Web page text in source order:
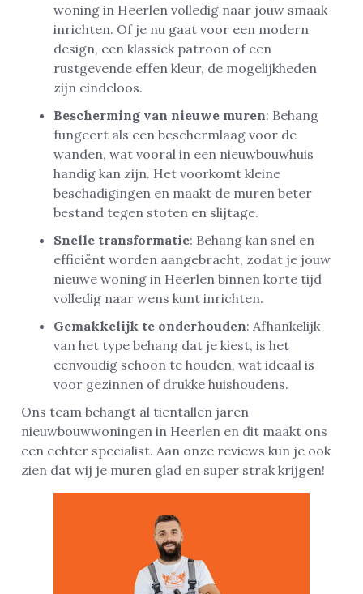
woning in Heerlen volledig naar jouw smaak
inrichten. Of je nu gaat voor een modern
design, een klassiek patroon of een
rustgevende effen kleur, de mogelijkheden
zijn eindeloos.
Bescherming van nieuwe muren: Behang
fungeert als een beschermlaag voor de
wanden, wat vooral in een nieuwbouwhuis
handig kan zijn. Het voorkomt kleine
beschadigingen en maakt de muren beter
bestand tegen stoten en slijtage.
Snelle transformatie: Behang kan snel en
efficiënt worden aangebracht, zodat je jouw
nieuwe woning in Heerlen binnen korte tijd
volledig naar wens kunt inrichten.
Gemakkelijk te onderhouden: Afhankelijk
van het type behang dat je kiest, is het
eenvoudig schoon te houden, wat ideaal is
voor gezinnen of drukke huishoudens.
Ons team behangt al tientallen jaren
nieuwbouwwoningen in Heerlen en dit maakt ons
een echter specialist. Aan onze reviews kun je ook
zien dat wij je muren glad en super strak krijgen!